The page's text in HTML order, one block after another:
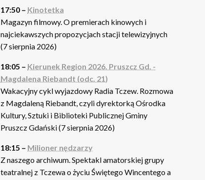
17:50 – Kinotetka
Magazyn filmowy. O premierach kinowych i
najciekawszych propozycjach stacji telewizyjnych
(7 sierpnia 2026)
18:05 – Kierunek Region 2026. Pruszcz Gd. -
Magdalena Riebandt (odc. 21)
Wakacyjny cykl wyjazdowy Radia Tczew. Rozmowa
z Magdaleną Riebandt, czyli dyrektorką Ośrodka
Kultury, Sztuki i Biblioteki Publicznej Gminy
Pruszcz Gdański (7 sierpnia 2026)
18:15 – Milioner nędzarzy
Z naszego archiwum. Spektakl amatorskiej grupy
teatralnej z Tczewa o życiu Świętego Wincentego a